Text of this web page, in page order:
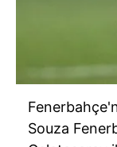
Souza